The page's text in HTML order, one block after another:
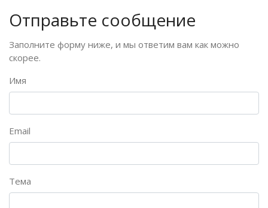
Отправьте сообщение
Заполните форму ниже, и мы ответим вам как можно
скорее.
Имя
Email
Тема